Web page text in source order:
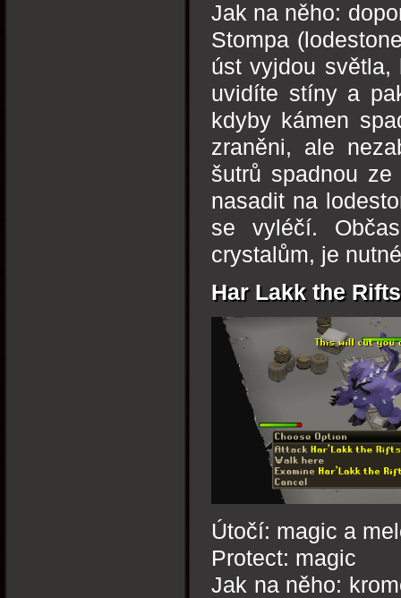
Jak na něho:
Stompa
úst vyjdou
uvidíte stíny a
kdyby kámen
zraněni, ale
šutrů spadnou
nasadit na
se vyléčí.
crystalům, je
Har Lakk the
Útočí: magic a
Protect: magic
Jak na něho: